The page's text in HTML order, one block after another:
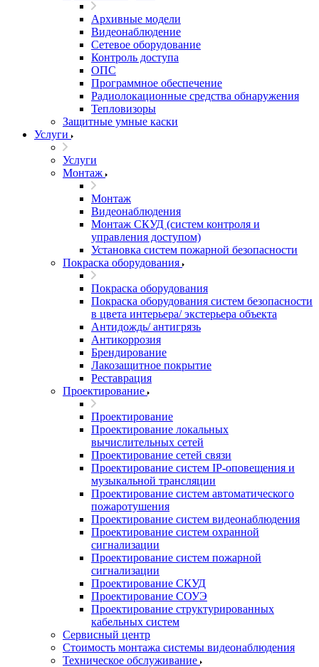
Архивные модели
Видеонаблюдение
Сетевое оборудование
Контроль доступа
ОПС
Программное обеспечение
Радиолокационные средства обнаружения
Тепловизоры
Защитные умные каски
Услуги
Услуги
Монтаж
Монтаж
Видеонаблюдения
Монтаж СКУД (систем контроля и
управления доступом)
Установка систем пожарной безопасности
Покраска оборудования
Покраска оборудования
Покраска оборудования систем безопасности
в цвета интерьера/ экстерьера объекта
Антидождь/ антигрязь
Антикоррозия
Брендирование
Лакозащитное покрытие
Реставрация
Проектирование
Проектирование
Проектирование локальных
вычислительных сетей
Проектирование сетей связи
Проектирование систем IP-оповещения и
музыкальной трансляции
Проектирование систем автоматического
пожаротушения
Проектирование систем видеонаблюдения
Проектирование систем охранной
сигнализации
Проектирование систем пожарной
сигнализации
Проектирование СКУД
Проектирование СОУЭ
Проектирование структурированных
кабельных систем
Сервисный центр
Стоимость монтажа системы видеонаблюдения
Техническое обслуживание